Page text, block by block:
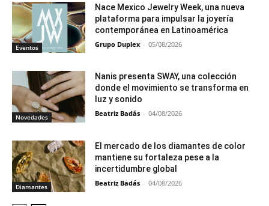
Eventos
Nace Mexico Jewelry Week, una nueva
plataforma para impulsar la joyería
contemporánea en Latinoamérica
Grupo Duplex - 05/08/2026
Novedades
Nanis presenta SWAY, una colección
donde el movimiento se transforma en
luz y sonido
Beatriz Badás - 04/08/2026
Diamantes
El mercado de los diamantes de color
mantiene su fortaleza pese a la
incertidumbre global
Beatriz Badás - 04/08/2026